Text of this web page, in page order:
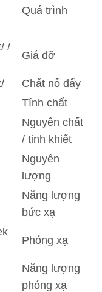
Quá trình
/
Giá đỡ
Chất nổ đẩy
Tính chất
Nguyên chất
/ tinh khiết
Nguyên
lượng
Năng lượng
bức xạ
Phóng xạ
Năng lượng
phóng xạ